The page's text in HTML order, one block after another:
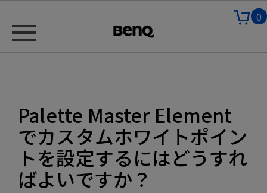
0
Palette Master Element
でカスタムホワイトポイン
トを設定するにはどうすれ
ばよいですか？